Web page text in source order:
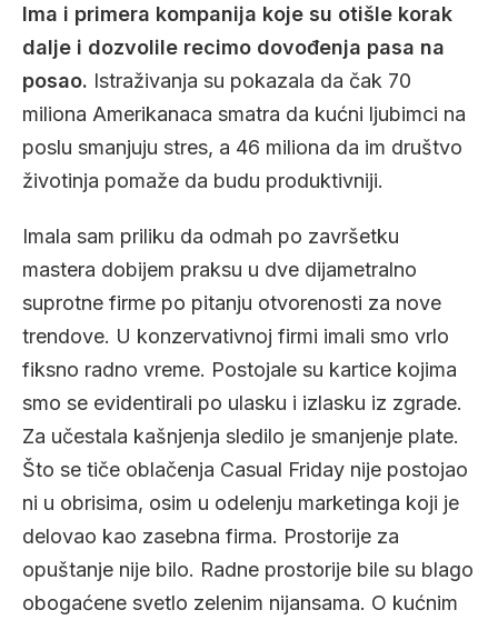
Ima i primera kompanija koje su otišle korak
dalje i dozvolile recimo dovođenja pasa na
posao. Istraživanja su pokazala da čak 70
miliona Amerikanaca smatra da kućni ljubimci na
poslu smanjuju stres, a 46 miliona da im društvo
životinja pomaže da budu produktivniji.
Imala sam priliku da odmah po završetku
mastera dobijem praksu u dve dijametralno
suprotne firme po pitanju otvorenosti za nove
trendove. U konzervativnoj firmi imali smo vrlo
fiksno radno vreme. Postojale su kartice kojima
smo se evidentirali po ulasku i izlasku iz zgrade.
Za učestala kašnjenja sledilo je smanjenje plate.
Što se tiče oblačenja Casual Friday nije postojao
ni u obrisima, osim u odelenju marketinga koji je
delovao kao zasebna firma. Prostorije za
opuštanje nije bilo. Radne prostorije bile su blago
obogaćene svetlo zelenim nijansama. O kućnim